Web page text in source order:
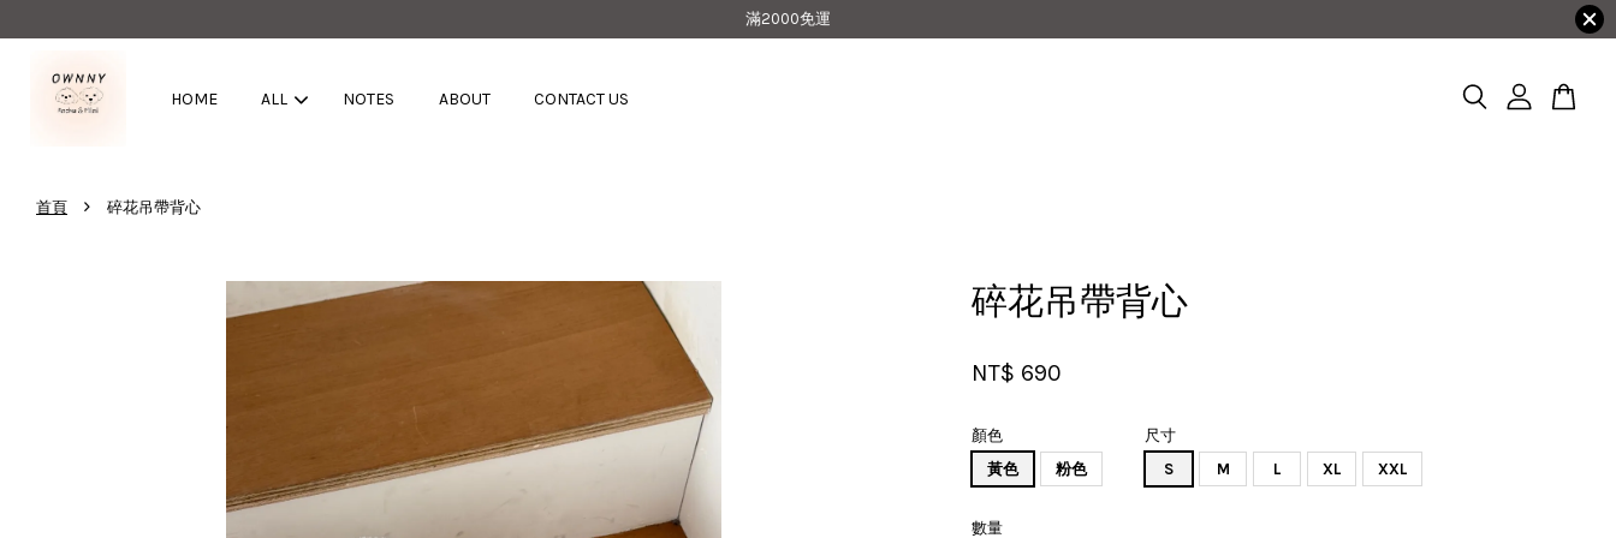
滿2000免運
HOME ALL NOTES ABOUT CONTACT US
首頁 › 碎花吊帶背心
碎花吊帶背心
NT$ 690
顏色
黃色
粉色
尺寸
S
M L XL XXL
數量